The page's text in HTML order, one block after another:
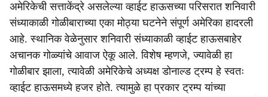
a
r
e
अमेरिकेची सत्ताकेंद्रे असलेल्या व्हाईट हाऊसच्या परिसरात शनिवारी
संध्याकाळी गोळीबाराच्या एका मोठ्या घटनेने संपूर्ण अमेरिका हादरली
आहे. स्थानिक वेळेनुसार शनिवारी संध्याकाळी व्हाईट हाऊसबाहेर
अचानक गोळ्यांचे आवाज ऐकू आले. विशेष म्हणजे, ज्यावेळी हा
गोळीबार झाला, त्यावेळी अमेरिकेचे अध्यक्ष डोनाल्ड ट्रम्प हे स्वतः
व्हाईट हाऊसमध्ये हजर होते. त्यामुळे हा प्रकार ट्रम्प यांच्या